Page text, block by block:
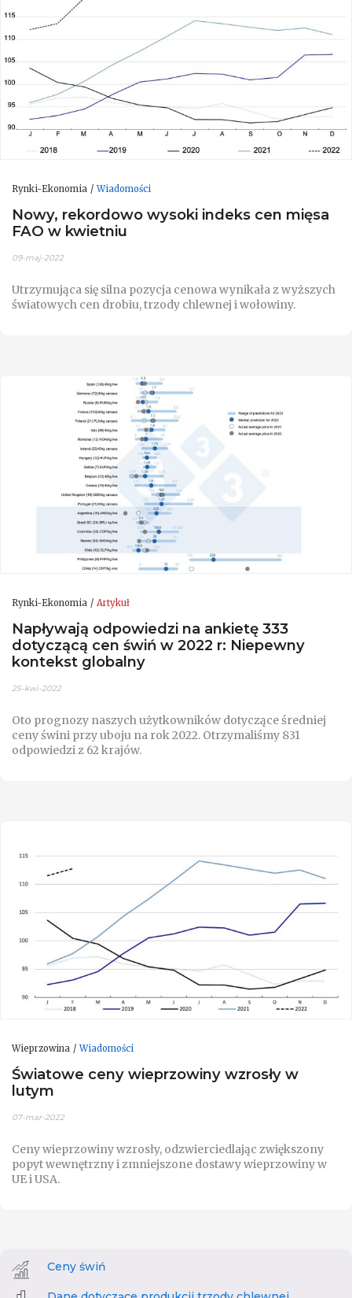
Rynki-Ekonomia Wiadomości
Nowy, rekordowo wysoki indeks cen mięsa
FAO w kwietniu
09-maj-2022
Utrzymująca się silna pozycja cenowa wynikała z wyższych
światowych cen drobiu, trzody chlewnej i wołowiny.
Rynki-Ekonomia Artykuł
Napływają odpowiedzi na ankietę 333
dotyczącą cen świń w 2022 r: Niepewny
kontekst globalny
25-kwi-2022
Oto prognozy naszych użytkowników dotyczące średniej
ceny świni przy uboju na rok 2022. Otrzymaliśmy 831
odpowiedzi z 62 krajów.
Wieprzowina Wiadomości
Światowe ceny wieprzowiny wzrosły w
lutym
07-mar-2022
Ceny wieprzowiny wzrosły, odzwierciedlając zwiększony
popyt wewnętrzny i zmniejszone dostawy wieprzowiny w
UE i USA.
Ceny świń